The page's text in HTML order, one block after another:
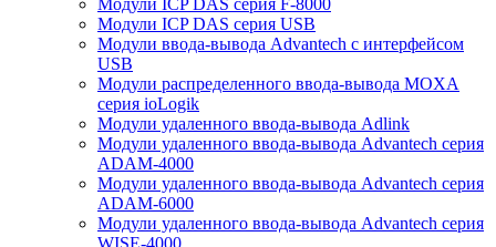
Модули ICP DAS серия F-8000
Модули ICP DAS серия USB
Модули ввода-вывода Advantech с интерфейсом
USB
Модули распределенного ввода-вывода MOXA
серия ioLogik
Модули удаленного ввода-вывода Adlink
Модули удаленного ввода-вывода Advantech серия
ADAM-4000
Модули удаленного ввода-вывода Advantech серия
ADAM-6000
Модули удаленного ввода-вывода Advantech серия
WISE-4000